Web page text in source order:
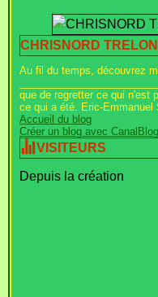
CHRISNORD
Au fil du temps, découvrez
que de regretter ce qui n'est
ce qui a été. Eric-Emmanuel
Accueil du blog
Créer un blog avec CanalBlog
VISITEURS
Depuis la création